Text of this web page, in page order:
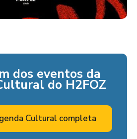
dos eventos da
do H2FOZ
Cultural completa